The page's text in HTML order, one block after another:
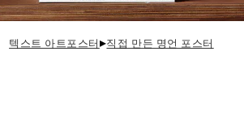
텍스트 아트포스터▸직접 만든 명언 포스터